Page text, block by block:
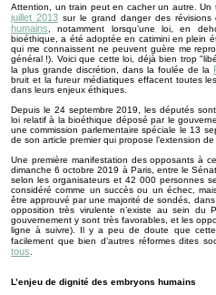
Attention, un train peut en cacher un autre. Un
juillet 2013sur le grand danger des
humains , notamment lorsqu’une loi, en
bioéthique, a été adoptée en catimini en plein
qui me connaissent ne peuvent guère me
général !). Voici que cette loi, déjà bien trop
la plus grande discrétion, dans la foulée de la
bruit et la fureur médiatiques effacent toutes
dans leurs enjeux éthiques.
Depuis le 24 septembre 2019, les députés
loi relatif à la bioéthique déposé par le
une commission parlementaire spéciale le 13
de son article premier qui propose l’extension
Une première manifestation des opposants à
dimanche 6 octobre 2019 à Paris, entre le
selon les organisateurs et 42 000 personnes
considéré comme un succès ou un échec,
être approuvé par une majorité de sondés,
opposition très virulente n’existe au sein du
gouvernement y sont très favorables, et les
ligne à suivre). Il y a peu de doute que
facilement que bien d’autres réformes dites
tous
L’enjeu de dignité des embryons humains